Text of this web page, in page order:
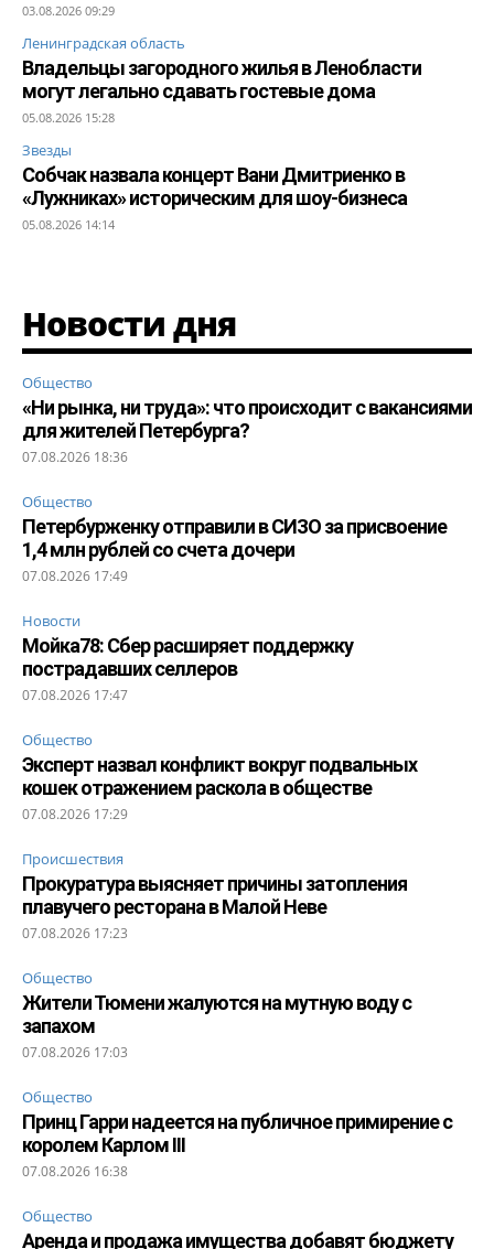
03.08.2026 09:29
Ленинградская область
Владельцы загородного жилья в Ленобласти
могут легально сдавать гостевые дома
05.08.2026 15:28
Звезды
Собчак назвала концерт Вани Дмитриенко в
«Лужниках» историческим для шоу-бизнеса
05.08.2026 14:14
Новости дня
Общество
«Ни рынка, ни труда»: что происходит с вакансиями
для жителей Петербурга?
07.08.2026 18:36
Общество
Петербурженку отправили в СИЗО за присвоение
1,4 млн рублей со счета дочери
07.08.2026 17:49
Новости
Мойка78: Сбер расширяет поддержку
пострадавших селлеров
07.08.2026 17:47
Общество
Эксперт назвал конфликт вокруг подвальных
кошек отражением раскола в обществе
07.08.2026 17:29
Происшествия
Прокуратура выясняет причины затопления
плавучего ресторана в Малой Неве
07.08.2026 17:23
Общество
Жители Тюмени жалуются на мутную воду с
запахом
07.08.2026 17:03
Общество
Принц Гарри надеется на публичное примирение с
королем Карлом III
07.08.2026 16:38
Общество
Аренда и продажа имущества добавят бюджету